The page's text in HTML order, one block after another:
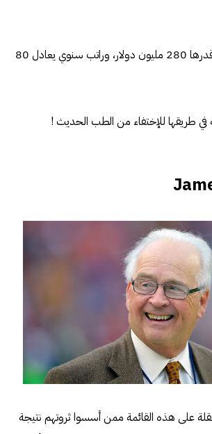
قاده نجاحه إلى ثروة قدرها 280 مليون دولار، وراتب سنوي يعادل 80
طريقها للإختفاء من الطب الحديث !
على هذه القائمة ممن أسسوا ثروتهم نتيجة